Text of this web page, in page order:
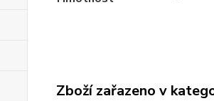
Zboží zařazeno v